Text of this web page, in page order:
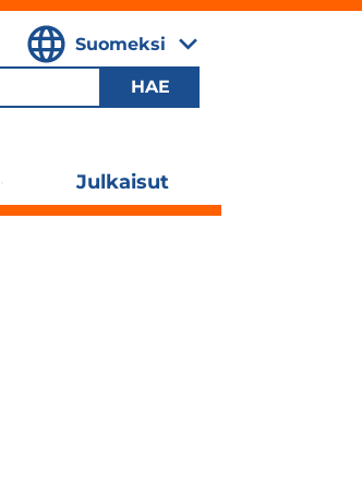
Suomeksi
alavalikko
Julkaisut